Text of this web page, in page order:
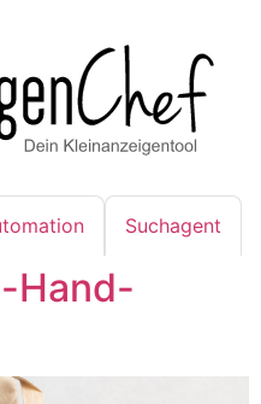
Suchagent
Hand-